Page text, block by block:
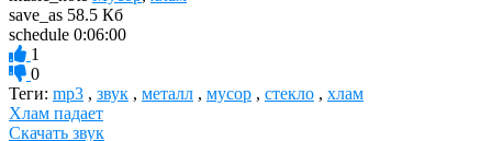
save_as 58.5 Кб
schedule 0:06:00
1
0
Теги: mp3 , звук , металл , мусор , стекло , хлам
Хлам падает
Скачать звук